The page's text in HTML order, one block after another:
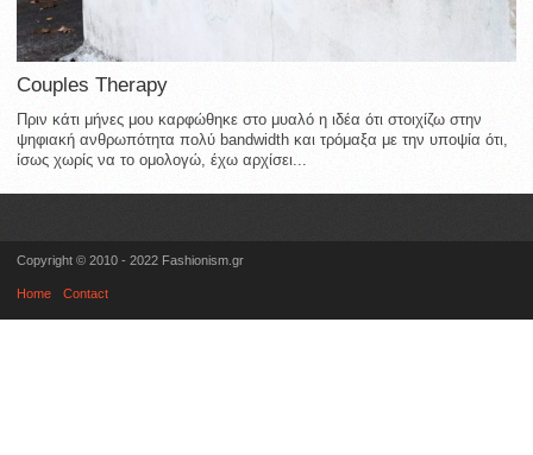
Couples Therapy
Πριν κάτι μήνες μου καρφώθηκε στο μυαλό η ιδέα ότι στοιχίζω στην
ψηφιακή ανθρωπότητα πολύ bandwidth και τρόμαξα με την υποψία ότι,
ίσως χωρίς να το ομολογώ, έχω αρχίσει...
Copyright © 2010 - 2022 Fashionism.gr
Home Contact